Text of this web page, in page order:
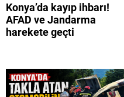
Konya’da kayıp ihbarı!
AFAD ve Jandarma
harekete geçti